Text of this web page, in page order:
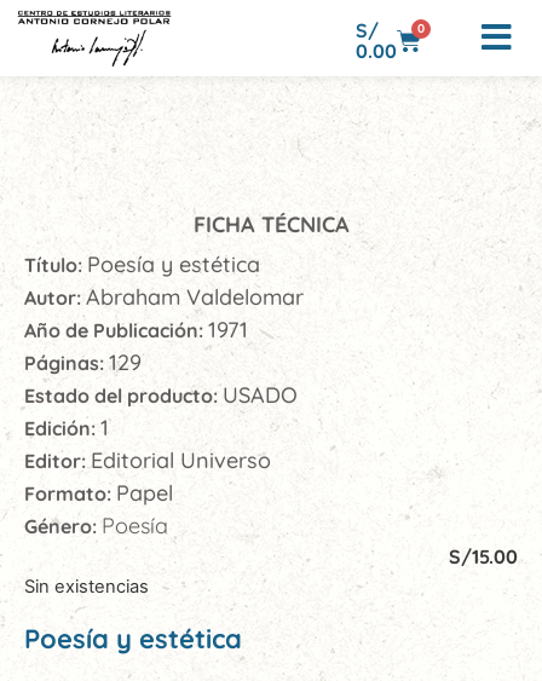
S/
0.00
0
FICHA TÉCNICA
Título: Poesía y estética
Autor: Abraham Valdelomar
Año de Publicación: 1971
Páginas: 129
Estado del producto: USADO
Edición: 1
Editor:Editorial Universo
Formato: Papel
Género:Poesía
S/15.00
Sin existencias
Poesía y estética